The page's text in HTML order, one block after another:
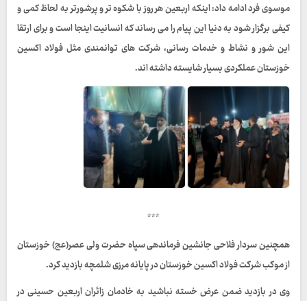
موسوی فرد ادامه داد: اینکه اربعین هر روز با شکوه تر و پرشورتر به لحاظ کمی و
کیفی برگزار شود به دنیا این پیام را می رساند که انسانیت اینجا است و برای ارتقا
این شور و نشاط و خدمات رسانی، شرکت های توانمندی مثل فولاد اکسین
خوزستان عملکردی بسیار شایسته داشته اند.
***
همچنین سردار فلاحی جانشین فرماندهی سپاه حضرت ولی عصر(عج) خوزستان
از موکب شرکت فولاد اکسین خوزستان در پایانه مرزی شلمچه بازدید کرد.
وی در بازدید ضمن عرض خسته نباشید به خادمان زائران اربعین حسینی در